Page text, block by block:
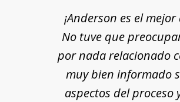
¡Anderson es el
No tuve que
por nada relacionado
muy bien informado
aspectos del proceso